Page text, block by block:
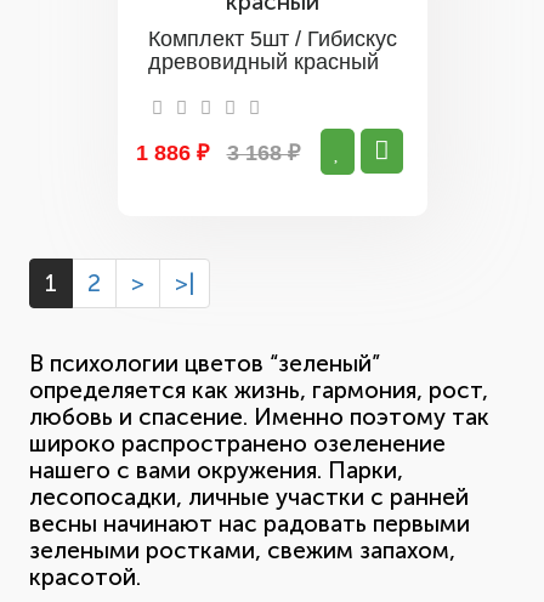
Комплект 5шт / Гибискус
древовидный красный
1 886 ₽ 3 168 ₽
1 2 > >|
В психологии цветов “зеленый”
определяется как жизнь, гармония, рост,
любовь и спасение. Именно поэтому так
широко распространено озеленение
нашего с вами окружения. Парки,
лесопосадки, личные участки с ранней
весны начинают нас радовать первыми
зелеными ростками, свежим запахом,
красотой.